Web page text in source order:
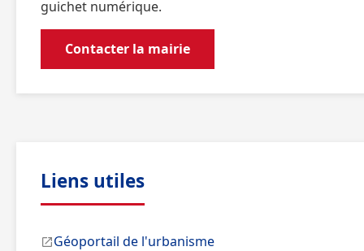
guichet numérique.
Contacter la mairie
Liens utiles
Géoportail de l'urbanisme